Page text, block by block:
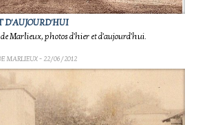
D'AUJOURD'HUI
Marlieux, photos d'hier et d'aujourd'hui.
MARLIEUX- 22/06/2012